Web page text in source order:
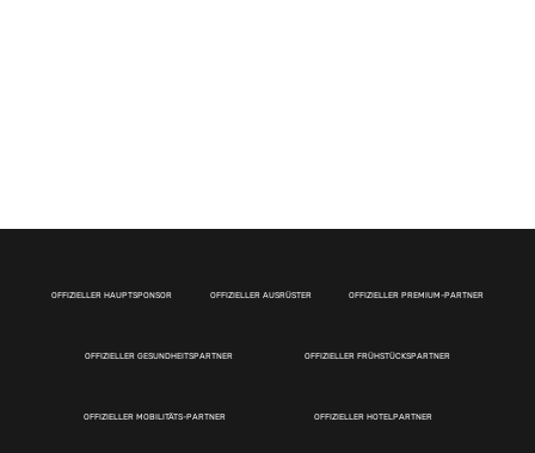
OFFIZIELLER HAUPTSPONSOR OFFIZIELLER AUSRÜSTER OFFIZIELLER PREMIUM-PARTNER
OFFIZIELLER GESUNDHEITSPARTNER OFFIZIELLER FRÜHSTÜCKSPARTNER
OFFIZIELLER MOBILITÄTS-PARTNER OFFIZIELLER HOTELPARTNER